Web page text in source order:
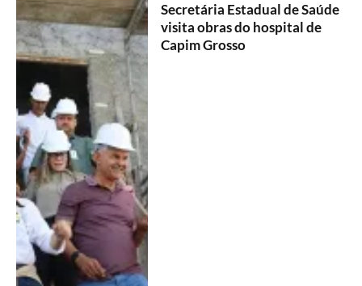
Secretária Estadual de Saúde
visita obras do hospital de
Capim Grosso